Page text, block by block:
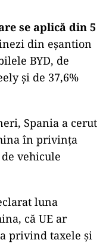
se aplică din 5
din eşantion
BYD, de
şi de 37,6%
Spania a cerut
în privinţa
vehicule
luna
că UE ar
privind taxele şi